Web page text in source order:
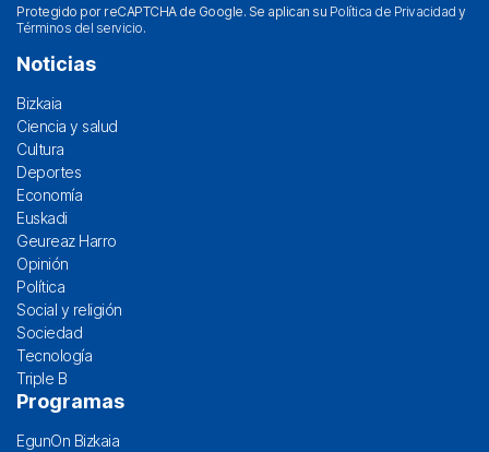
Protegido por reCAPTCHA de Google. Se aplican su Política de Privacidad y
Términos del servicio.
Noticias
Bizkaia
Ciencia y salud
Cultura
Deportes
Economía
Euskadi
Geureaz Harro
Opinión
Política
Social y religión
Sociedad
Tecnología
Triple B
Programas
EgunOn Bizkaia